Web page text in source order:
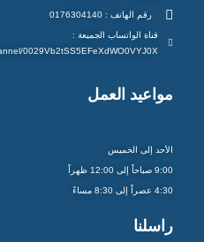
رقم الهاتف : 0176304140
قناة الواتساب الجميعة :
0029Vb2tSS5EFeXdWO0VYJ0X
مواعيد العمل
الأحد إلى الخميس
9:00 صباحاً إلى 12:00 ظهراً
4:30 عصراً إلى 8:30 مساءً
راسلنا